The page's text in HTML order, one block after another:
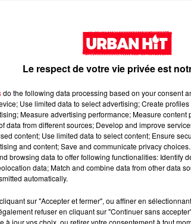
Le respect de votre vie privée est
do the following data processing based on your consent
Use limited data to select advertising; Create
Measure advertising performance; Measure
data from different sources; Develop and improve
content; Use limited data to select content; Ensure
and content; Save and communicate privacy
browsing data to offer following functionalities: Identify
data; Match and combine data from other data
automatically.
sur "Accepter et fermer", ou affiner en
refuser en cliquant sur "Continuer sans
à jour vos choix, ou retirer votre consentement à tout